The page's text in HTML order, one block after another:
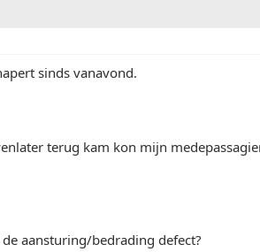
sinds vanavond.
terug kam kon mijn
aansturing/bedrading defect?